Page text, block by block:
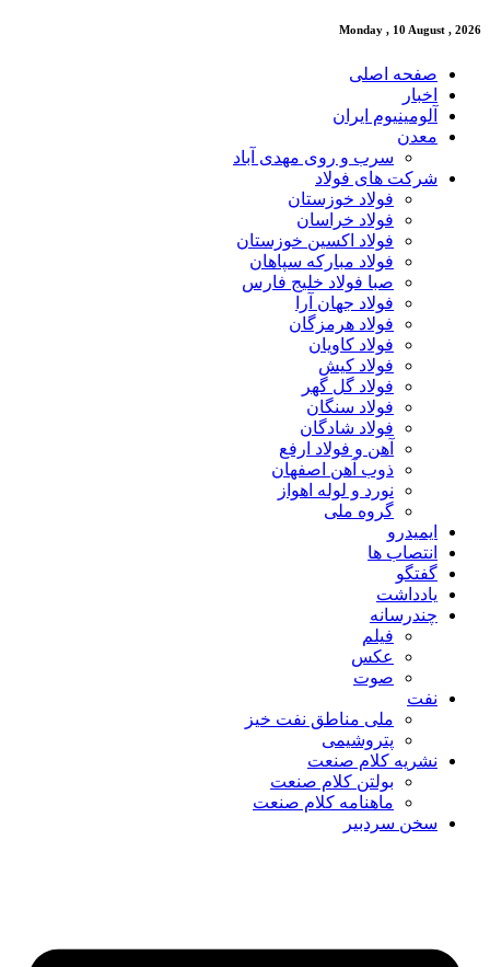
Monday , 10 August , 2026
صفحه اصلی
اخبار
آلومینیوم ایران
معدن
سرب و روی مهدی آباد
شرکت های فولاد
فولاد خوزستان
فولاد خراسان
فولاد اکسین خوزستان
فولاد مبارکه سپاهان
صبا فولاد خلیج فارس
فولاد جهان آرا
فولاد هرمزگان
فولاد کاویان
فولاد کیش
فولاد گل گهر
فولاد سنگان
فولاد شادگان
آهن و فولاد ارفع
ذوب آهن اصفهان
نورد و لوله اهواز
گروه ملی
ایمیدرو
انتصاب ها
گفتگو
یادداشت
چندرسانه
فیلم
عکس
صوت
نفت
ملی مناطق نفت خیز
پتروشیمی
نشریه کلام صنعت
بولتن کلام صنعت
ماهنامه کلام صنعت
سخن سردبیر